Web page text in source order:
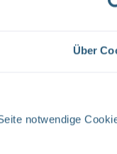
Über
notwendige